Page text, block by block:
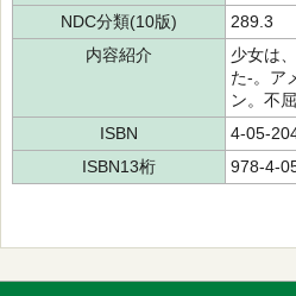
NDC分類(10版)
289.3
内容紹介
少女は
た-。ア
ン。不
ISBN
4-05-
ISBN13桁
978-4-